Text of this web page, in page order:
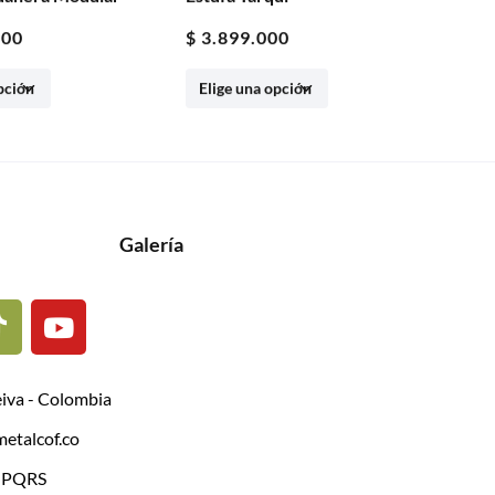
$ 7.899.000
- Colombia
Galería